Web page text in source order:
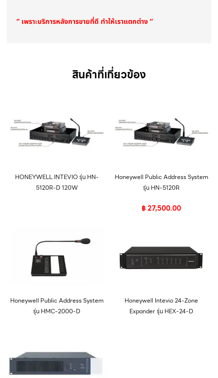
” เพราะบริการหลังการขายที่ดี ทำให้เราแตกต่าง ”
สินค้าที่เกี่ยวข้อง
HONEYWELL INTEVIO รุ่น HN-
5120R-D 120W
Honeywell Public Address System
รุ่น HN-5120R
฿27,500.00
Honeywell Public Address System
รุ่น HMC-2000-D
Honeywell Intevio 24-Zone
Expander รุ่น HEX-24-D